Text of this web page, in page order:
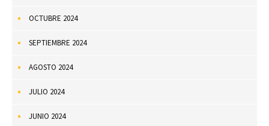
OCTUBRE 2024
SEPTIEMBRE 2024
AGOSTO 2024
JULIO 2024
JUNIO 2024